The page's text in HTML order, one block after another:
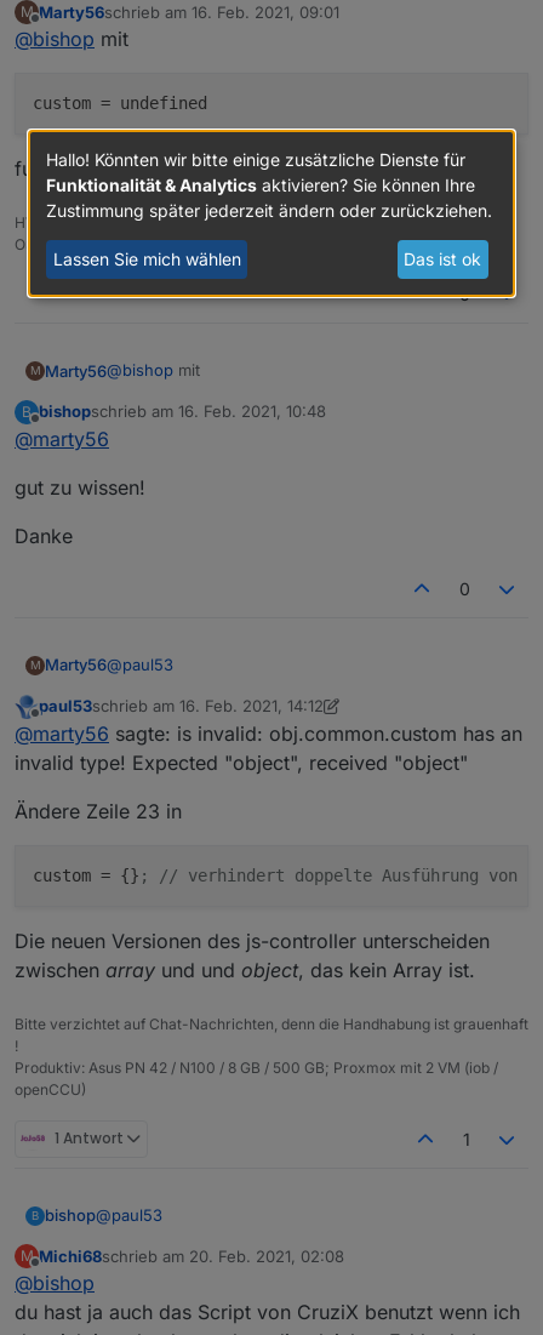
M
Offline
Marty56schrieb am 16. Feb. 2021, 09:01
zuletzt editiert von
@bishop mit
custom
funktioniert es.
HW:NUC (16 GB Ram)
OS: Debian Bullseye, Promox V7, node v16.x npm 8.19.3
0
M Marty56@bishop mit
B
Offline
bishopschrieb am 16. Feb. 2021, 10:48
zuletzt editiert von
@marty56
gut zu wissen!
Danke
0
M Marty56@paul53
Beim Erzeugen für den alias eines Homematic
Temperaturfühlers bekomme ich
javascript.0	2021-02-16 09:34:13.603
Bei allen meinen Datenpunkten ist
custom = [];
Offline
paul53schrieb am 16. Feb. 2021, 14:12
zuletzt editiert von paul53
@marty56 sagte: is invalid: obj.common.custom has an
invalid type! Expected "object", received "object"
Ändere Zeile 23 in
custom = {} ; // verhindert doppelte Ausführung
Die neuen Versionen des js-controller unterscheiden
zwischen array und und object, das kein Array ist.
Bitte verzichtet auf Chat-Nachrichten, denn die Handhabung ist grauenhaft
!
Produktiv: Asus PN 42 / N100 / 8 GB / 500 GB; Proxmox mit 2 VM (iob /
openCCU)
1 Antwort 1
B bishop@paul53
ich wollte gestern mal wieder paar Aliases anlegen
funktioniert!
Jetzt ist es aber so dass ich ein Fehler bekomme..
2021-02-10 21:30:11.239 - info: javascript.0
M
Offline
Michi68schrieb am 20. Feb. 2021, 02:08
zuletzt editiert von
@bishop
du hast ja auch das Script von CruziX benutzt wenn ich
Hallo! Könnten wir bitte einige zusätzliche Dienste für
Funktionalität & Analytics aktivieren? Sie können Ihre
Zustimmung später jederzeit ändern oder zurückziehen.
Lassen Sie mich wählen Das ist ok